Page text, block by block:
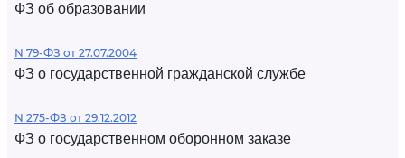
ФЗ об образовании
N 79-ФЗ от 27.07.2004
ФЗ о государственной гражданской службе
N 275-ФЗ от 29.12.2012
ФЗ о государственном оборонном заказе